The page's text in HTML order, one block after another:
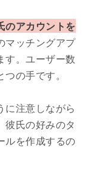
のアカウントを
マッチングアプ
す。ユーザー数
の手です。
に注意しながら
彼氏の好みのタ
ルを作成するの